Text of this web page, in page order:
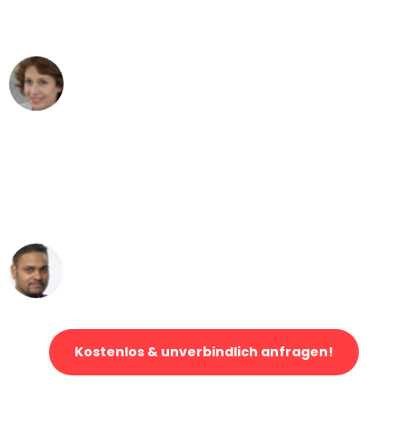
Kostenlos & unverbindlich anfragen!